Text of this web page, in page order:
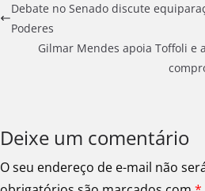
Debate no Senado discute
Poderes
Gilmar Mendes apoia Toffoli e
Deixe um comentário
O seu endereço de e-mail não